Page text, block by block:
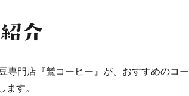
専門店『鷲コーヒー』が、おすすめのコー
ます。